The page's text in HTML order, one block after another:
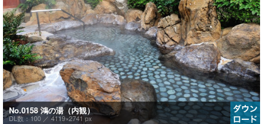
No.0158 鴻の湯（内観）
DL数：100 ／ 4119×2741 px